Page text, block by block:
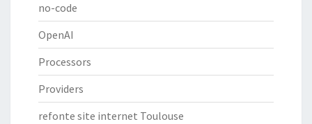
no-code
OpenAI
Processors
Providers
refonte site internet Toulouse